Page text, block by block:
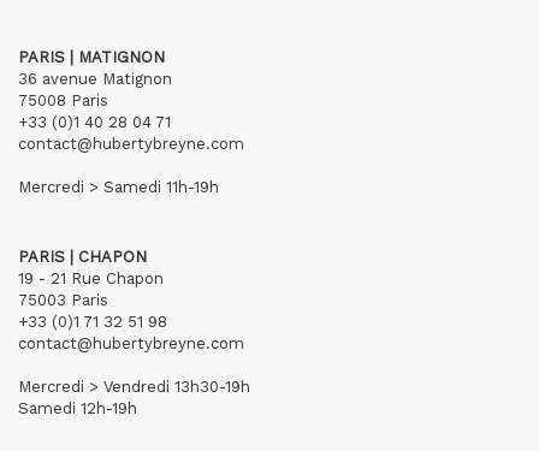
PARIS | MATIGNON
36 avenue Matignon
75008 Paris
+33 (0)1 40 28 04 71
contact@hubertybreyne.com
Mercredi > Samedi 11h-19h
PARIS | CHAPON
19 - 21 Rue Chapon
75003 Paris
+33 (0)1 71 32 51 98
contact@hubertybreyne.com
Mercredi > Vendredi 13h30-19h
Samedi 12h-19h